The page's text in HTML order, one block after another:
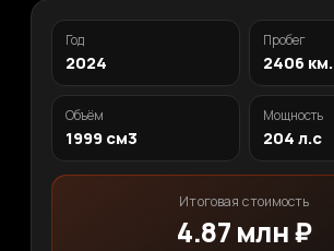
Год
2024
Пробег
2406 км.
Объём
1999 см3
Мощность
204 л.с
Итоговая стоимость
4.87 млн ₽